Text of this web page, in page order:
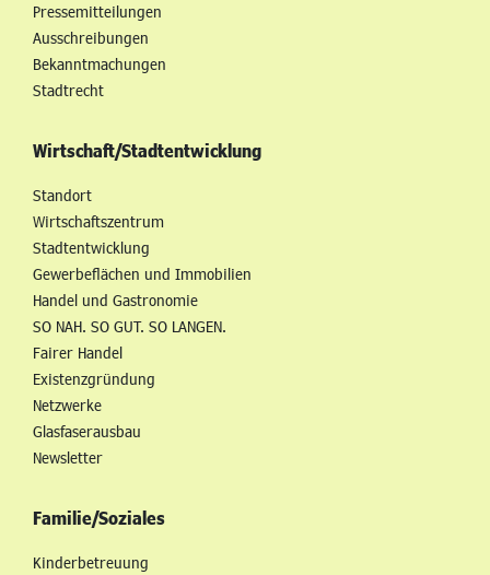
Pressemitteilungen
Ausschreibungen
Bekanntmachungen
Stadtrecht
Wirtschaft/Stadtentwicklung
Standort
Wirtschaftszentrum
Stadtentwicklung
Gewerbeflächen und Immobilien
Handel und Gastronomie
SO NAH. SO GUT. SO LANGEN.
Fairer Handel
Existenzgründung
Netzwerke
Glasfaserausbau
Newsletter
Familie/Soziales
Kinderbetreuung